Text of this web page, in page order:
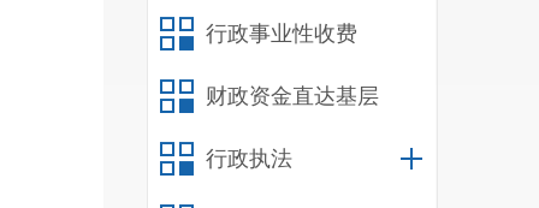
行政事业性收费
财政资金直达基层
行政执法